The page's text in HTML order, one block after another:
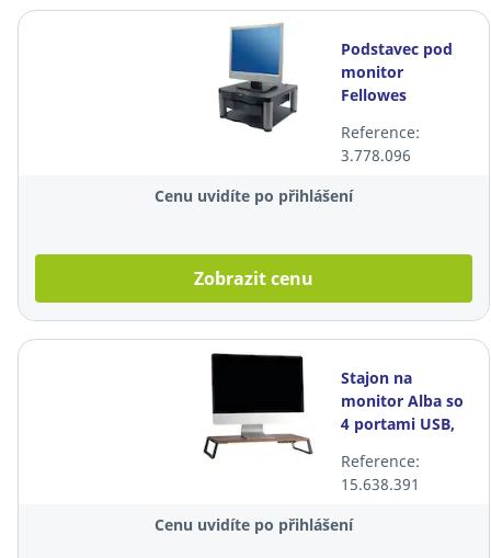
Podstavec pod
monitor
Fellowes
Reference:
3.778.096
Cenu uvidíte po přihlášení
Zobrazit cenu
Stajon na
monitor Alba so
4 portami USB,
sivá/tmavé
dřevo
Reference:
15.638.391
Cenu uvidíte po přihlášení